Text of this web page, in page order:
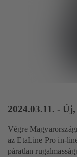
2024.03.11. -
Végre
az EtaLine Pro in-
páratlan